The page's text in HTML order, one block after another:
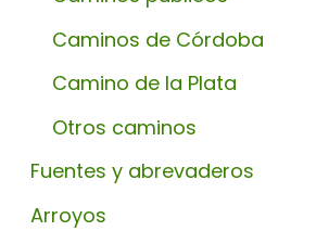
Caminos de Córdoba
Camino de la Plata
Otros caminos
Fuentes y abrevaderos
Arroyos